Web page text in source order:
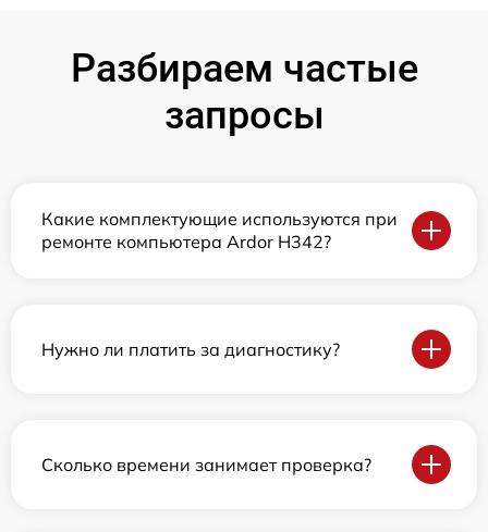
Разбираем частые
запросы
Какие комплектующие используются при
ремонте компьютера Ardor H342?
Нужно ли платить за диагностику?
Сколько времени занимает проверка?